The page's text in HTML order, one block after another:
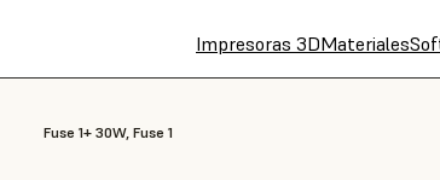
Impresoras 3DMateriales
Fuse 1+ 30W, Fuse 1